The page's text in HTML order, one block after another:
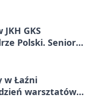
GKS
Polski. Seniorzy
w Łaźni
warsztatów